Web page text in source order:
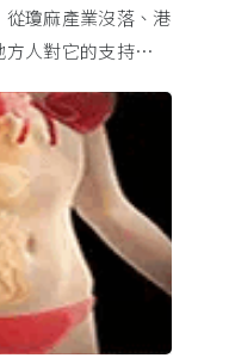
瓊麻產業沒落、港
人對它的支持其實